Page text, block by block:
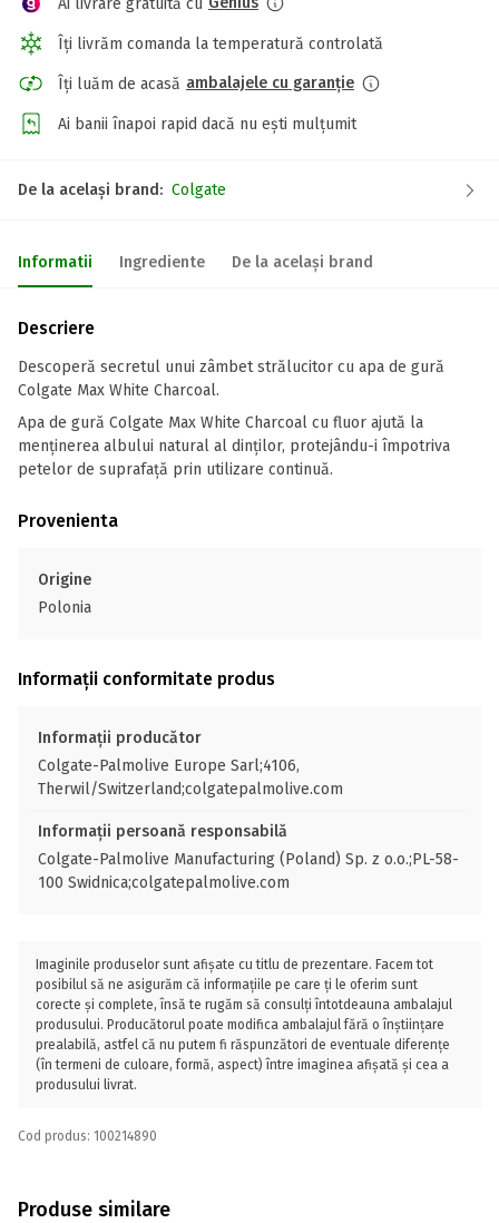
Îți livrăm comanda la temperatură controlată
Îți luăm de acasă ambalajele cu garanție
Ai banii înapoi rapid dacă nu ești mulțumit
De la același brand: Colgate
Informatii Ingrediente De la același brand
Descriere
Descoperă secretul unui zâmbet strălucitor cu apa de gură
Colgate Max White Charcoal.
Apa de gură Colgate Max White Charcoal cu fluor ajută la
menținerea albului natural al dinților, protejându-i împotriva
petelor de suprafață prin utilizare continuă.
Provenienta
Origine
Polonia
Informații conformitate produs
Informații producător
Colgate-Palmolive Europe Sarl;4106,
Therwil/Switzerland;colgatepalmolive.com
Informații persoană responsabilă
Colgate-Palmolive Manufacturing (Poland) Sp. z o.o.;PL-58-
100 Swidnica;colgatepalmolive.com
Imaginile produselor sunt afișate cu titlu de prezentare. Facem tot
posibilul să ne asigurăm că informațiile pe care ți le oferim sunt
corecte și complete, însă te rugăm să consulți întotdeauna ambalajul
produsului. Producătorul poate modifica ambalajul fără o înștiințare
prealabilă, astfel că nu putem fi răspunzători de eventuale diferențe
(în termeni de culoare, formă, aspect) între imaginea afișată și cea a
produsului livrat.
Cod produs: 100214890
Produse similare